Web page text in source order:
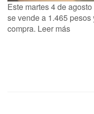
Este martes 4 de
se vende a 1.465
compra. Leer más